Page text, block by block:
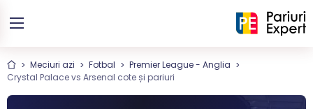
Meciuri azi Fotbal
Premier League - Anglia
Crystal Palace vs Arsenal cote și pariuri